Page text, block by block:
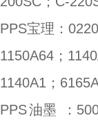
PPS宝理：
1150A64；
1140A1；
PPS油墨
：